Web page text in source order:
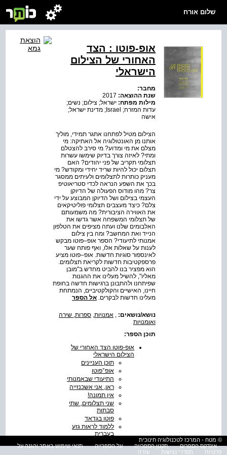
שלום אורח
אופ-פוטו : הצד
האחורי של הצילום
הישראלי
מחבר:
שנת ההוצאה:
מילות מפתח: ישראל; צילום; נשים;
עדות המזרח; Israel; מדינת ישראל;
אישה
הצילום מטיל לפתחנו אתגר תמידי, מוליך
אותנו מן האונטולוגיה אל האתיקה: מי
מצלם את מי ומדוע? מי סירב להצטלם
ומתי? לאיזה צורך בדיוק שימשו עשרות
תצלומי תקריב של פני יהודים? האם
תצלום יכול להיות שריד יחידי ומקודש? מי
מעניק כותרות לתצלומים ולעיתים ממסגר
בכך את השפע הנראה לכדי סטריאוטיפ
צר? מהו מודוס הפעולה של הדיוקן
העצמי בצילום ושל הדיוקן המבוצע על ידי
צלם? כיצד מעצבים תצלומי פוליטיקאים
את האווירה הציבורית? מה משמעותם
של תצלומי המשפחה אשר גדשו את
האלבומים שלנו ועתה מציפים את הטלפון
הנייד ואת המחשב? ומה בין צילום
אמנותי לתיעודי? הספר אופ–פוטו מבקש
לענות על שאלות אלו, ואף פותח שער
לאינספור סוגיות חדשות. אופ–פוטו מציע
פרספקטיבות חדשות לקריאת תצלומים.
הוא מפציר בנו להביט מחדש ב"מובן
מאליו", להשיל מעלינו את ההגנות
שפיתחנו ולהתבונן ברגישות חדשה בחופת
חיינו, האישיים והקולקטיביים, הנמתחת
מעלינו חדשות לבקרים. אל הספר
נושא/נושאים: אמנויות ספרות, שירה
ואומנויות
תוכן הספר:
אופ-פוטו הצד האחורי של
הצילום הישראלי
תוכן העניינים
אופ־פוטו
התיעודי שבאמנותי
ראו, אני אשכנזייה
אין תמונה!
שני תצלומים, שתי
סבתות
פוטו בגדאד
ללמוד לראות גזע
בעברית
ארתור רופין
© מטח - המרכז לטכנולוגיה חינוכית
אינדקס הספרים
תקנון הספרייה על הספרייה
תנאי שימוש באתר והגנה על
פרטיות
הסדרי נגישות עזרה